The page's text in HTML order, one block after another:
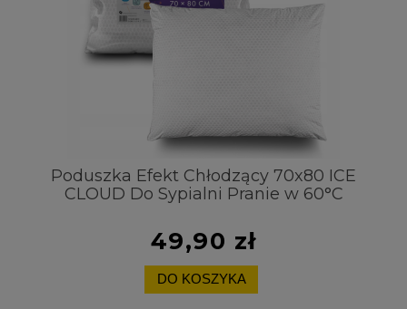
Poduszka Efekt Chłodzący 70x80 ICE
CLOUD Do Sypialni Pranie w 60°C
49,90 zł
DO KOSZYKA